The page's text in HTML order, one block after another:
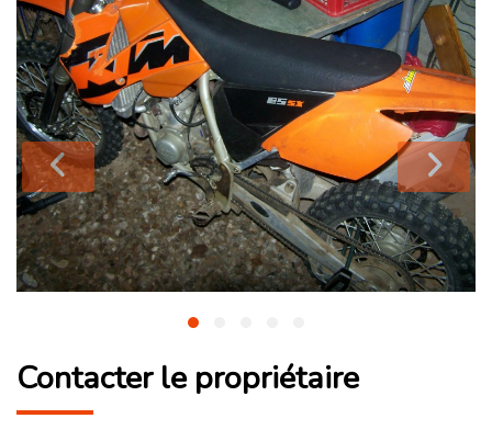
Contacter le propriétaire